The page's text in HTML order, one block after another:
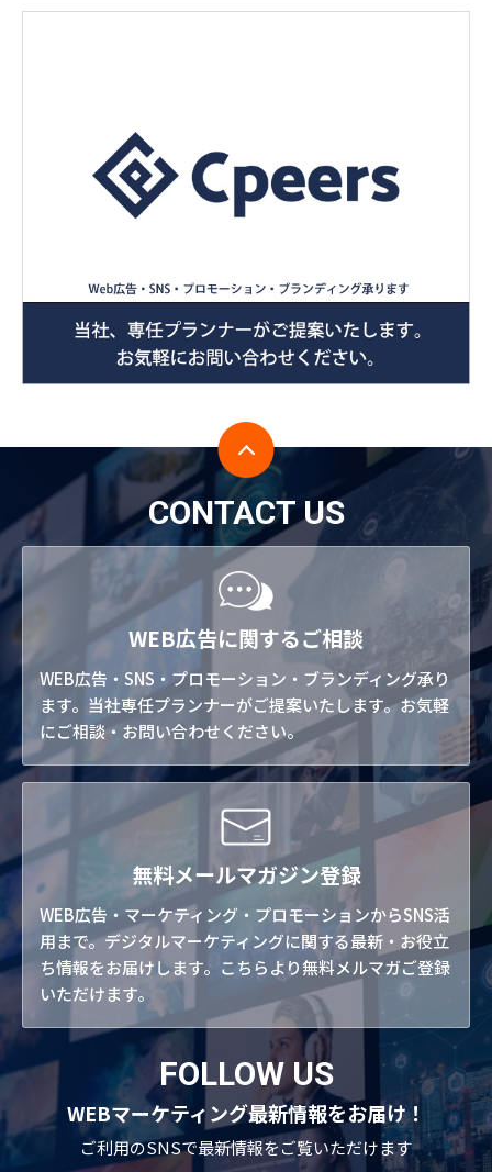
CONTACT US
WEB広告に関するご相談
WEB広告・SNS・プロモーション・ブランディング承り
ます。当社専任プランナーがご提案いたします。お気軽
にご相談・お問い合わせください。
無料メールマガジン登録
WEB広告・マーケティング・プロモーションからSNS活
用まで。デジタルマーケティングに関する最新・お役立
ち情報をお届けします。こちらより無料メルマガご登録
いただけます。
FOLLOW US
WEBマーケティング最新情報をお届け！
ご利用のSNSで最新情報をご覧いただけます